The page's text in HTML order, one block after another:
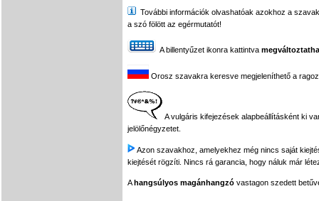
További információk olvashatóak azokhoz a
a szó fölött az egérmutatót!
A billentyűzet ikonra kattintva
Orosz szavakra keresve megjeleníthető a
A vulgáris kifejezések alapbeállításként ki
jelölőnégyzetet.
Azon szavakhoz, amelyekhez még nincs saját
kiejtését rögzíti. Nincs rá garancia, hogy náluk már
Ahangsúlyos magánhangzó vastagon szedett